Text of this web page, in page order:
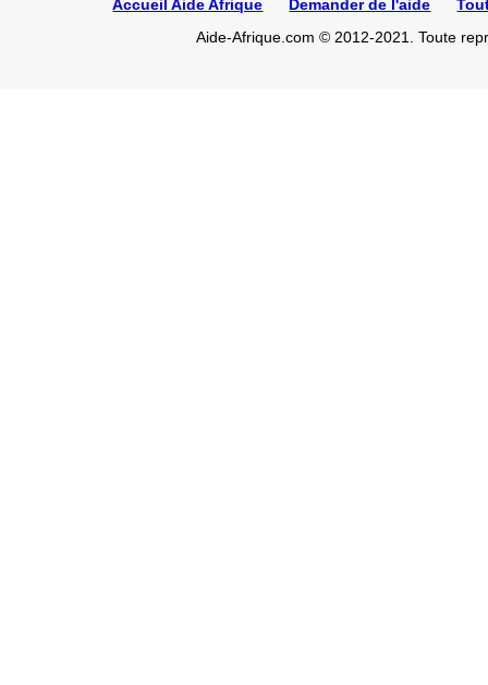
Accueil Aide Afrique Demander de l'aide
Aide-Afrique.com © 2012-2021. Toute